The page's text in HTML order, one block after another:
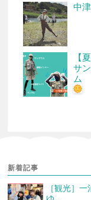
中
【
サ
ム
新着記事
［観光］